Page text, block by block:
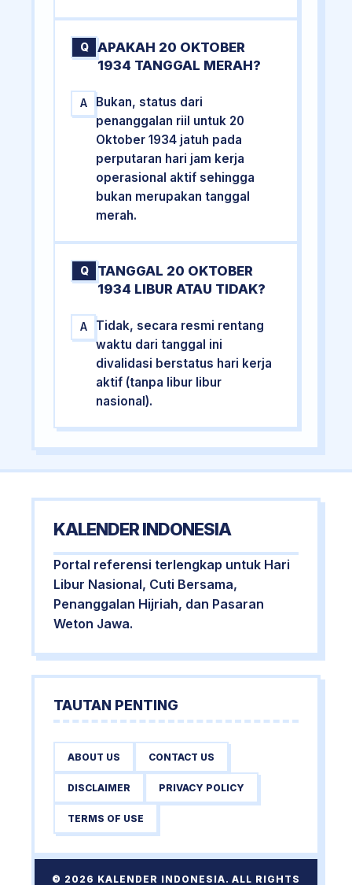
Q
APAKAH 20 OKTOBER
1934 TANGGAL MERAH?
A
Bukan, status dari
penanggalan riil untuk 20
Oktober 1934 jatuh pada
perputaran hari jam kerja
operasional aktif sehingga
bukan merupakan tanggal
merah.
Q
TANGGAL 20 OKTOBER
1934 LIBUR ATAU TIDAK?
A
Tidak, secara resmi rentang
waktu dari tanggal ini
divalidasi berstatus hari kerja
aktif (tanpa libur libur
nasional).
KALENDER INDONESIA
Portal referensi terlengkap untuk Hari
Libur Nasional, Cuti Bersama,
Penanggalan Hijriah, dan Pasaran
Weton Jawa.
TAUTAN PENTING
ABOUT US CONTACT US
DISCLAIMER PRIVACY POLICY
TERMS OF USE
© 2026 KALENDER INDONESIA. ALL RIGHTS